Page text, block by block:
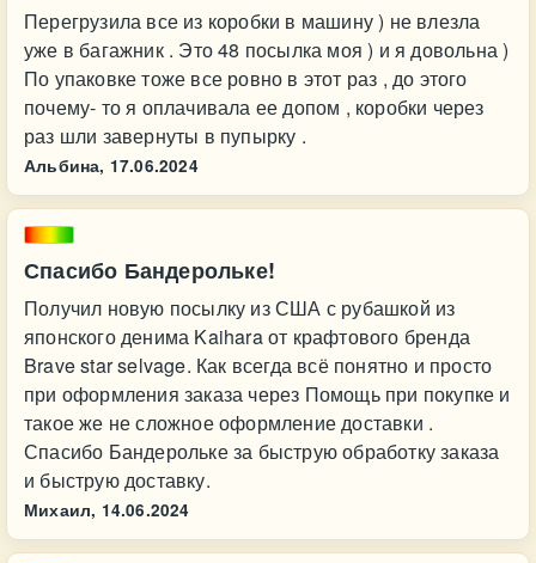
Перегрузила все из коробки в машину ) не влезла
уже в багажник . Это 48 посылка моя ) и я довольна )
По упаковке тоже все ровно в этот раз , до этого
почему- то я оплачивала ее допом , коробки через
раз шли завернуты в пупырку .
Альбина, 17.06.2024
Спасибо Бандерольке!
Получил новую посылку из США с рубашкой из
японского денима Kaihara от крафтового бренда
Brave star selvage. Как всегда всё понятно и просто
при оформления заказа через Помощь при покупке и
такое же не сложное оформление доставки .
Спасибо Бандерольке за быструю обработку заказа
и быструю доставку.
Михаил, 14.06.2024